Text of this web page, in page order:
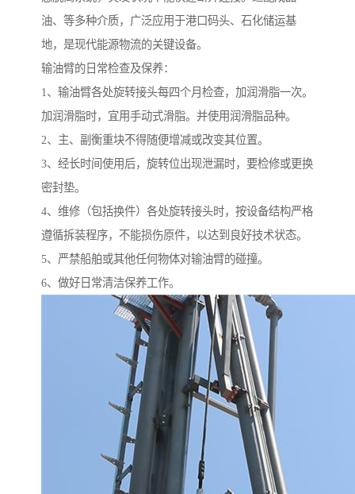
油、等多种介质，广泛应用于港口码头、石化储运基
地，是现代能源物流的关键设备。
输油臂的日常检查及保养：
1、输油臂各处旋转接头每四个月检查，加润滑脂一次。
加润滑脂时，宜用手动式滑脂。并使用润滑脂品种。
2、主、副衡重块不得随便增减或改变其位置。
3、经长时间使用后，旋转位出现泄漏时，要检修或更换
密封垫。
4、维修（包括换件）各处旋转接头时，按设备结构严格
遵循拆装程序，不能损伤原件，以达到良好技术状态。
5、严禁船舶或其他任何物体对输油臂的碰撞。
6、做好日常清洁保养工作。